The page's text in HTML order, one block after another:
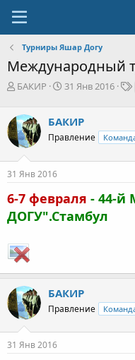
Турниры Яшар Догу
Международный
А
о
р
т
е
м
БАКИР
Д
а
н
ч
а
31 Янв 2016
БАКИР
Правление
31 Янв 2016
6-7 февраля - 44-й
ДОГУ".Стамбул
БАКИР
Правление
31 Янв 2016